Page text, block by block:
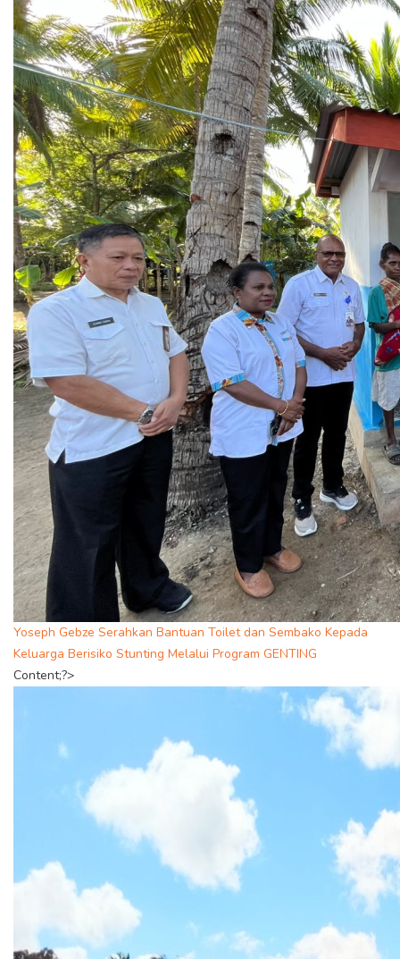
Yoseph Gebze Serahkan Bantuan Toilet dan Sembako Kepada
Keluarga Berisiko Stunting Melalui Program GENTING
Content;?>